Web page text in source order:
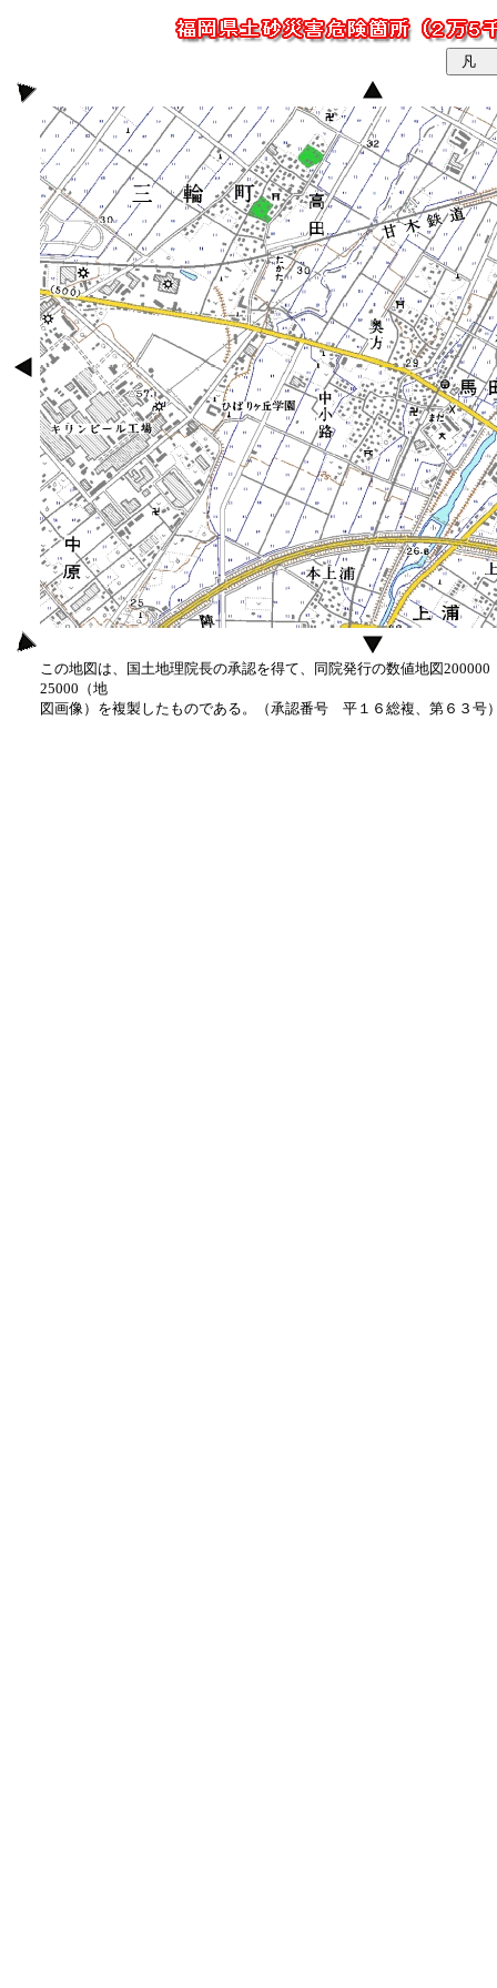
この地図は、国土地理院長の承認を得て、同院発行の数値地図
25000（地
図画像）を複製したものである。（承認番号 平１６総複、第６３号